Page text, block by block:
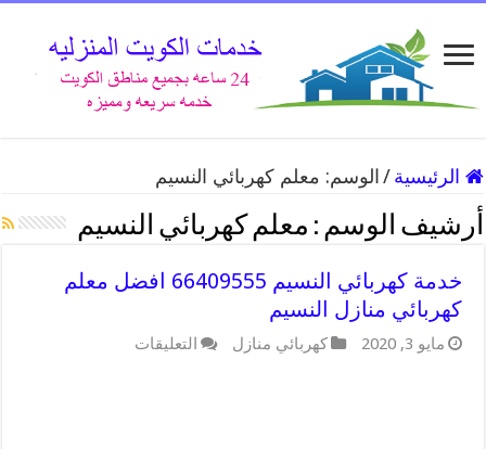
الرئيسية / الوسم: معلم كهربائي النسيم
أرشيف الوسم : معلم كهربائي النسيم
خدمة كهربائي النسيم 66409555 افضل معلم
كهربائي منازل النسيم
مايو 3, 2020 كهربائي منازل التعليقات